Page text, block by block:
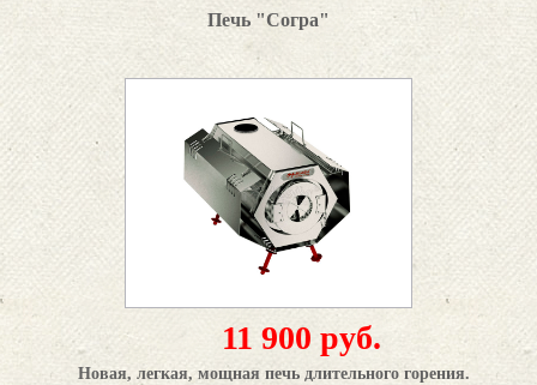
Печь "Согра"
11 900 руб.
Новая, легкая, мощная печь длительного горения.